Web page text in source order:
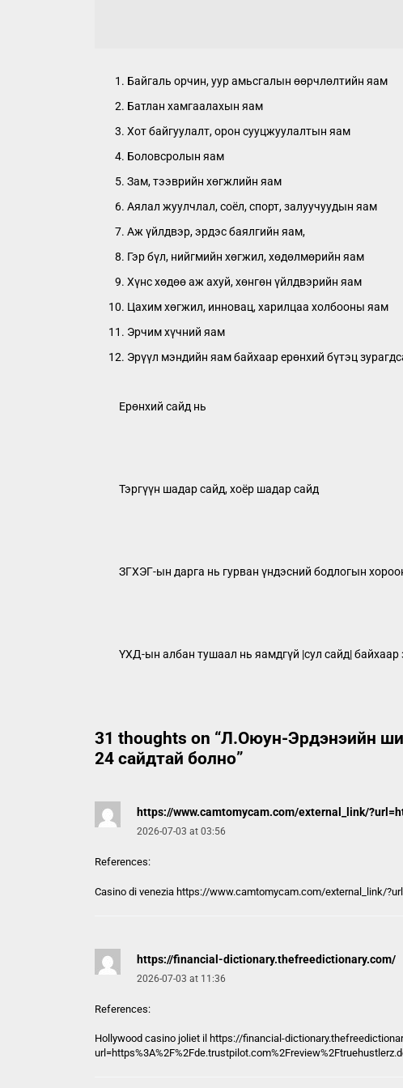
Байгаль орчин, уур амьсгалын өөрчлөлтийн яам
Батлан хамгаалахын яам
Хот байгуулалт, орон сууцжуулалтын яам
Боловсролын яам
Зам, тээврийн хөгжлийн яам
Аялал жуулчлал, соёл, спорт, залуучуудын яам
Аж үйлдвэр, эрдэс баялгийн яам,
Гэр бүл, нийгмийн хөгжил, хөдөлмөрийн яам
Хүнс хөдөө аж ахуй, хөнгөн үйлдвэрийн яам
Цахим хөгжил, инновац, харилцаа холбооны яам
Эрчим хүчний яам
Эрүүл мэндийн яам байхаар ерөнхий бүтэц
Ерөнхий сайд нь
Тэргүүн шадар сайд, хоёр шадар сайд
ЗГХЭГ-ын дарга нь гурван үндэсний бодлогын
ҮХД-ын албан тушаал нь яамдгүй |сул сайд| байхаар
31 thoughts on “Л.Оюун-Эрдэнэийн
24 сайдтай болно”
https://www.camtomycam.com/external_link/
2026-07-03 at 03:56
References:
Casino di venezia https://www.camtomycam.com/external_link/
https://financial-dictionary.thefreedictionary.com/
2026-07-03 at 11:36
References:
Hollywood casino joliet il https://financial-